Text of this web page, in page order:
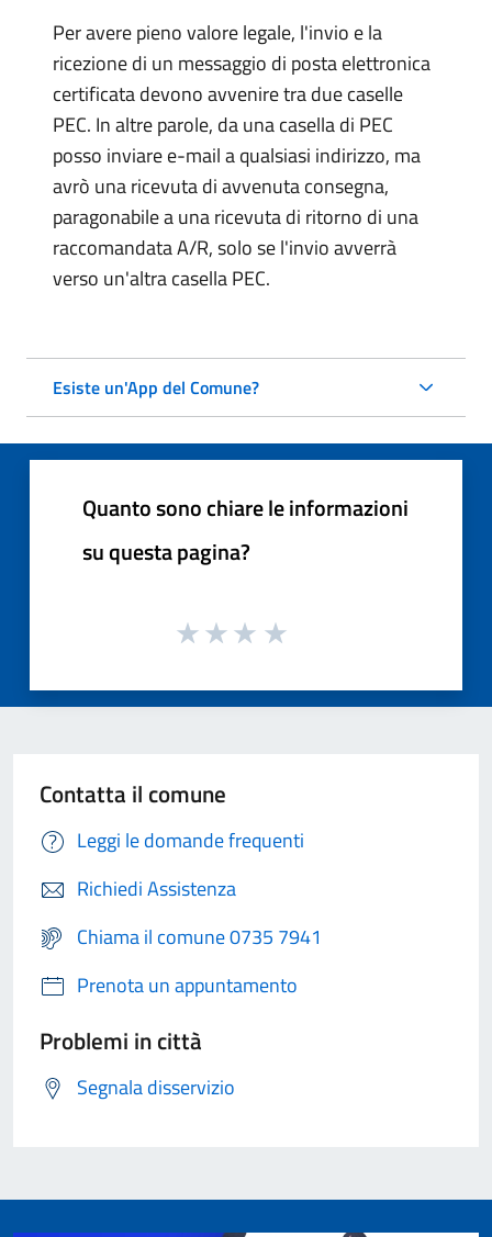
Per avere pieno valore legale, l'invio e la
ricezione di un messaggio di posta elettronica
certificata devono avvenire tra due caselle
PEC. In altre parole, da una casella di PEC
posso inviare e-mail a qualsiasi indirizzo, ma
avrò una ricevuta di avvenuta consegna,
paragonabile a una ricevuta di ritorno di una
raccomandata A/R, solo se l'invio avverrà
verso un'altra casella PEC.
Esiste un'App del Comune?
Quanto sono chiare le informazioni
su questa pagina?
Contatta il comune
Leggi le domande frequenti
Richiedi Assistenza
Chiama il comune 0735 7941
Prenota un appuntamento
Problemi in città
Segnala disservizio